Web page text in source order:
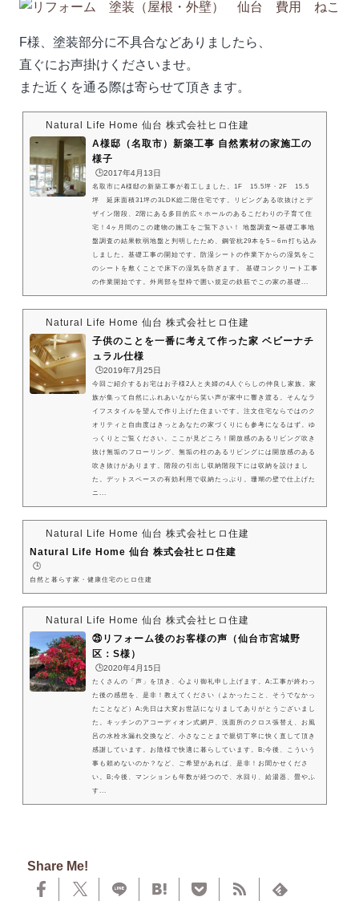
F様、塗装部分に不具合などありましたら、
直ぐにお声掛けくださいませ。
また近くを通る際は寄らせて頂きます。
Natural Life Home 仙台 株式会社ヒロ住建
A様邸（名取市）新築工事 自然素材の家施工の
様子
🕒️2017年4月13日
名取市にA様邸の新築工事が着工しました。1F 15.5坪・2F 15.5
坪 延床面積31坪の3LDK総二階住宅です。リビングある吹抜けとデ
ザイン階段、2階にある多目的広々ホールのあるこだわりの子育て住
宅！4ヶ月間のこの建物の施工をご覧下さい！ 地盤調査〜基礎工事地
盤調査の結果軟弱地盤と判明したため、鋼管杭29本を5～6ｍ打ち込み
しました。基礎工事の開始です。防湿シートの作業下からの湿気をこ
のシートを敷くことで床下の湿気を防ぎます。 基礎コンクリート工事
の作業開始です。外周部を型枠で囲い規定の鉄筋でこの家の基礎...
Natural Life Home 仙台 株式会社ヒロ住建
子供のことを一番に考えて作った家 ベビーナチ
ュラル仕様
🕒️2019年7月25日
今回ご紹介するお宅はお子様2人と夫婦の4人ぐらしの仲良し家族。家
族が集って自然にふれあいながら笑い声が家中に響き渡る。そんなラ
イフスタイルを望んで作り上げた住まいです。注文住宅ならではのク
オリティと自由度はきっとあなたの家づくりにも参考になるはず。ゆ
っくりとご覧ください。ここが見どころ！開放感のあるリビング吹き
抜け無垢のフローリング、無垢の柱のあるリビングには開放感のある
吹き抜けがあります。階段の引出し収納階段下には収納を設けまし
た。デットスペースの有効利用で収納たっぷり。珊瑚の壁で仕上げた
ニ...
Natural Life Home 仙台 株式会社ヒロ住建
Natural Life Home 仙台 株式会社ヒロ住建
🕒️
自然と暮らす家・健康住宅のヒロ住建
Natural Life Home 仙台 株式会社ヒロ住建
㉕リフォーム後のお客様の声（仙台市宮城野
区：S様）
🕒️2020年4月15日
たくさんの「声」を頂き、心より御礼申し上げます。A;工事が終わっ
た後の感想を、是非！教えてください（よかったこと、そうでなかっ
たことなど）A;先日は大変お世話になりましてありがとうございまし
た。キッチンのアコーディオン式網戸、洗面所のクロス張替え、お風
呂の水栓水漏れ交換など、小さなことまで親切丁寧に快く直して頂き
感謝しています。お陰様で快適に暮らしています。B;今後、こういう
事も頼めないのか？など、ご希望があれば、是非！お聞かせくださ
い。B;今後、マンションも年数が経つので、水回り、給湯器、畳やふ
す...
Share Me!